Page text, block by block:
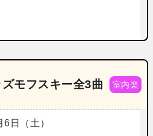
モフスキー全3曲 室内楽
日（土）